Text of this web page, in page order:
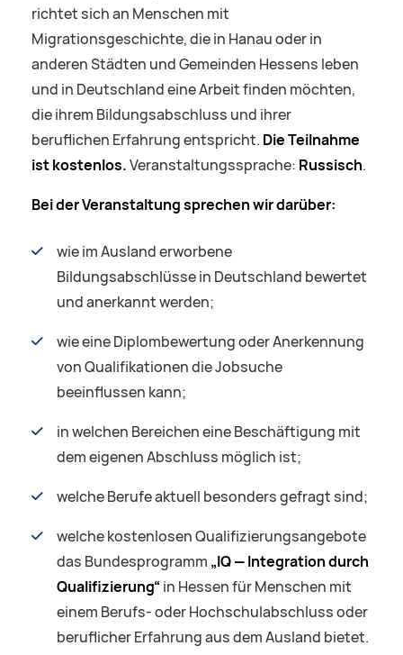
richtet sich an Menschen mit
Migrationsgeschichte, die in Hanau oder in
anderen Städten und Gemeinden Hessens leben
und in Deutschland eine Arbeit finden möchten,
die ihrem Bildungsabschluss und ihrer
beruflichen Erfahrung entspricht. Die Teilnahme
ist kostenlos.Veranstaltungssprache: Russisch.
Bei der Veranstaltung sprechen wir darüber:
wie im Ausland erworbene
Bildungsabschlüsse in Deutschland bewertet
und anerkannt werden;
wie eine Diplombewertung oder Anerkennung
von Qualifikationen die Jobsuche
beeinflussen kann;
in welchen Bereichen eine Beschäftigung mit
dem eigenen Abschluss möglich ist;
welche Berufe aktuell besonders gefragt sind;
welche kostenlosen Qualifizierungsangebote
das Bundesprogramm „IQ — Integration durch
Qualifizierung“ in Hessen für Menschen mit
einem Berufs- oder Hochschulabschluss oder
beruflicher Erfahrung aus dem Ausland bietet.